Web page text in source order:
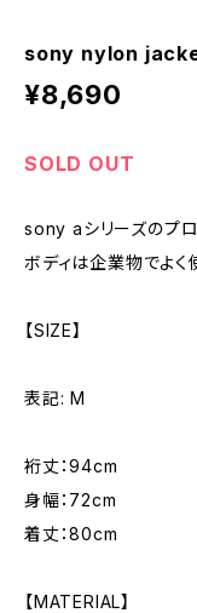
sony nylon
¥8,690
SOLD OUT
sony aシリーズのプロ
ボディは企業物でよ
【SIZE】
表記: M
裄丈：94cm
身幅：72cm
着丈：80cm
【MATERIAL】